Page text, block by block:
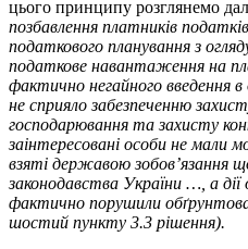
цього принципу розглянемо
позбавлення платників
податкового плануванняз
податкове навантаження на
фактично негайного введення
не сприяло забезпеченню
господарювання та захисту
заінтересовані особи не мали
взяті державою зобов’язання
законодавства України …, а
фактично порушили
шостий пункту 3.3 рішення).